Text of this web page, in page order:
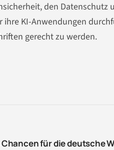
den Datenschutz
KI-Anwendungen
gerecht zu werden.
für die deutsche